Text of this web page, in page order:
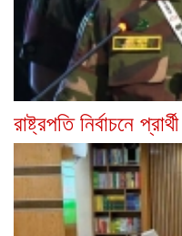
রাষ্ট্রপতি নির্বাচনে